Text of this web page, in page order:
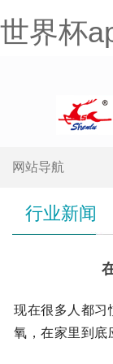
世界杯
网站导航
行业新闻
现在很多人都习
氧，在家里到底